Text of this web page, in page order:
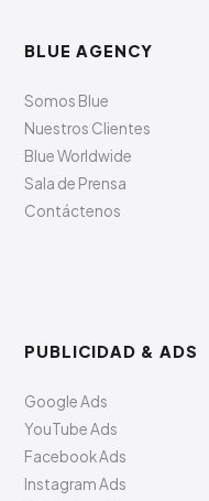
BLUE AGENCY
Somos Blue
Nuestros Clientes
Blue Worldwide
Sala de Prensa
Contáctenos
PUBLICIDAD & ADS
Google Ads
YouTube Ads
Facebook Ads
Instagram Ads